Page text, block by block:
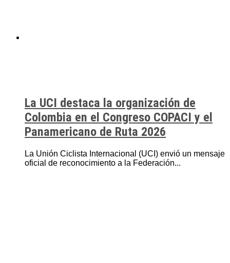
La UCI destaca la organización de
Colombia en el Congreso COPACI y el
Panamericano de Ruta 2026
La Unión Ciclista Internacional (UCI) envió un mensaje
oficial de reconocimiento a la Federación...